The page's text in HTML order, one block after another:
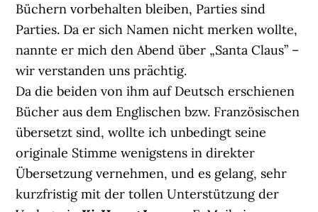
Büchern vorbehalten bleiben, Parties sind
Parties. Da er sich Namen nicht merken wollte,
nannte er mich den Abend über „Santa Claus” –
wir verstanden uns prächtig.
Da die beiden von ihm auf Deutsch erschienen
Bücher aus dem Englischen bzw. Französischen
übersetzt sind, wollte ich unbedingt seine
originale Stimme wenigstens in direkter
Übersetzung vernehmen, und es gelang, sehr
kurzfristig mit der tollen Unterstützung der